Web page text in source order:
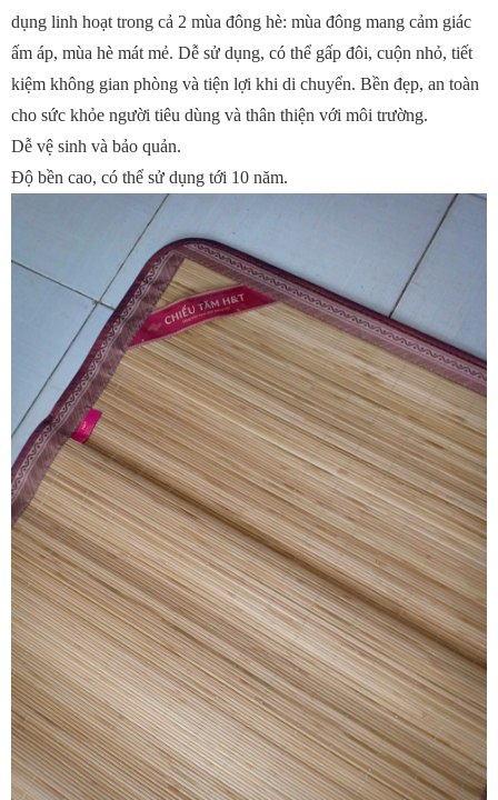
dụng linh hoạt trong cả 2 mùa đông hè: mùa đông mang cảm giác
ấm áp, mùa hè mát mẻ. Dễ sử dụng, có thể gấp đôi, cuộn nhỏ, tiết
kiệm không gian phòng và tiện lợi khi di chuyển. Bền đẹp, an toàn
cho sức khỏe người tiêu dùng và thân thiện với môi trường.
Dễ vệ sinh và bảo quản.
Độ bền cao, có thể sử dụng tới 10 năm.